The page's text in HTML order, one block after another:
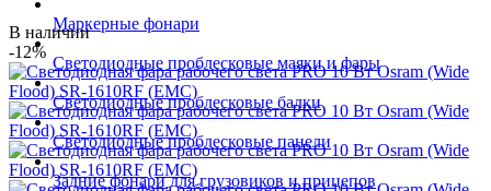
Маркерные фонари
Светодиодные проблесковые маяки и фары
Светодиодные проблесковые балки
Светодиодные проблесковые панели
Задние фонари для грузовиков и прицепов
В наличии
-12%